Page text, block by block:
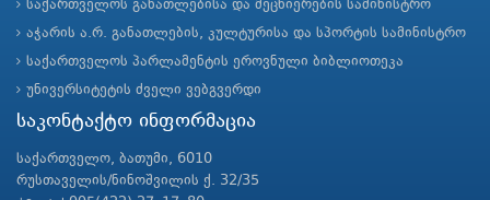
საქართველოს განათლებისა და მეცნიერების სამინისტრო
აჭარის ა.რ. განათლების, კულტურისა და სპორტის სამინისტრო
საქართველოს პარლამენტის ეროვნული ბიბლიოთეკა
უნივერსიტეტის ძველი ვებგვერდი
საკონტაქტო ინფორმაცია
საქართველო, ბათუმი, 6010
რუსთაველის/ნინოშვილის ქ. 32/35